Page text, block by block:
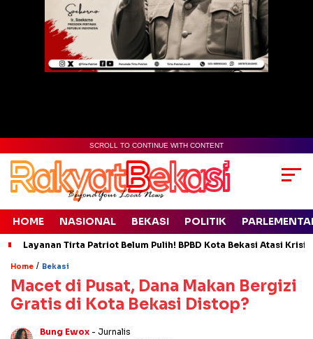
SCROLL TO CONTINUE WITH CONTENT
HOME NASIONAL BEKASI POLITIK
Layanan Tirta Patriot Belum Pulih! BPBD Kota Bekasi Atasi
Home / Bekasi
Macet di Pusat, Dana Makan Bergizi
Gratis di Kota Bekasi Distop?
Bung Ewox - Jurnalis